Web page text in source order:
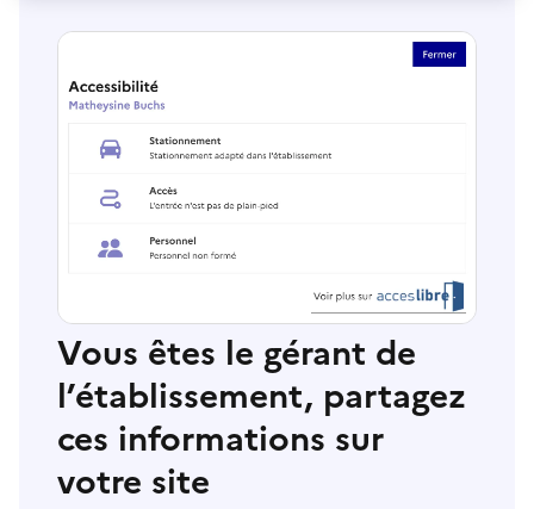
Vous êtes le gérant de
l’établissement, partagez
ces informations sur
votre site